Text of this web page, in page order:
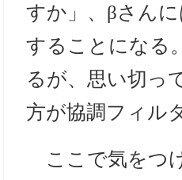
すか」、βさん
することになる
るが、思い切っ
方が協調フィル
ここで気をつ